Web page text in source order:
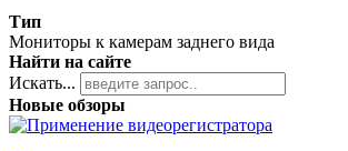
Тип
Мониторы к камерам заднего вида
Найти на сайте
Искать...
Новые обзоры